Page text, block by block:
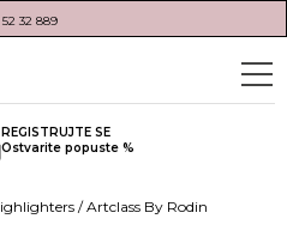
32 889
REGISTRUJTE SE
Ostvarite popuste %
/ Artclass By Rodin